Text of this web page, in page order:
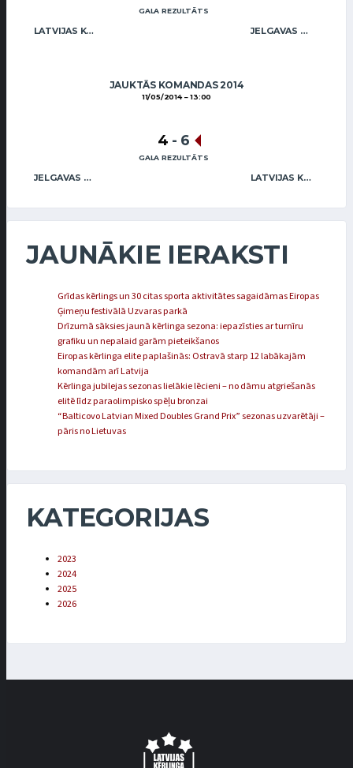
LATVIJAS KĒRLINGA KLUBS / ABRICKIS (MIX) JELGAVAS KĒRLINGA KLUBS / ZENTELIS (MIX)
GALA REZULTĀTS
JAUKTĀS KOMANDAS 2014
11/05/2014 13:00
JELGAVAS KĒRLINGA KLUBS / ZENTELIS (MIX) LATVIJAS KĒRLINGA KLUBS / ABRICKIS (MIX)
4 - 6
GALA REZULTĀTS
JAUNĀKIE IERAKSTI
Grīdas kērlings un 30 citas sporta aktivitātes sagaidāmas Eiropas
Ģimeņu festivālā Uzvaras parkā
Drīzumā sāksies jaunā kērlinga sezona: iepazīsties ar turnīru
grafiku un nepalaid garām pieteikšanos
Eiropas kērlinga elite paplašinās: Ostravā starp 12 labākajām
komandām arī Latvija
Kērlinga jubilejas sezonas lielākie lēcieni – no dāmu atgriešanās
elitē līdz paraolimpisko spēļu bronzai
“Balticovo Latvian Mixed Doubles Grand Prix” sezonas uzvarētāji –
pāris no Lietuvas
KATEGORIJAS
2023
2024
2025
2026